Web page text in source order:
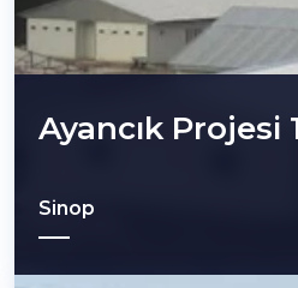
Ayancık Projesi
Sinop